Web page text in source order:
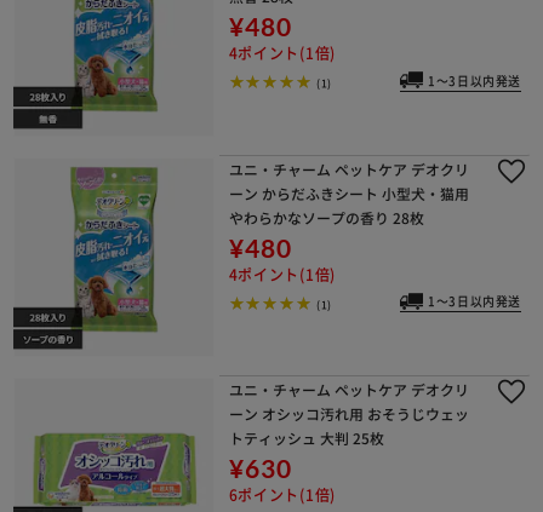
¥480
4ポイント(1倍)
(1) 1～3日以内発送
ユニ・チャーム ペットケア デオクリ
ーン からだふきシート 小型犬・猫用
やわらかなソープの香り 28枚
¥480
4ポイント(1倍)
(1) 1～3日以内発送
ユニ・チャーム ペットケア デオクリ
ーン オシッコ汚れ用 おそうじウェッ
トティッシュ 大判 25枚
¥630
6ポイント(1倍)